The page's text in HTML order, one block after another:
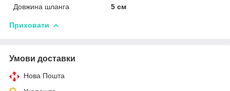
Довжина шланга
5 см
Приховати
Умови доставки
Нова Пошта